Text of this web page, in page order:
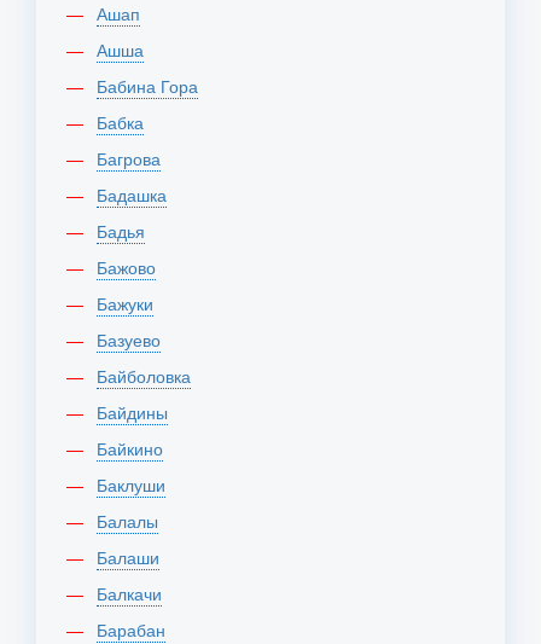
Ашап
Ашша
Бабина Гора
Бабка
Багрова
Бадашка
Бадья
Бажово
Бажуки
Базуево
Байболовка
Байдины
Байкино
Баклуши
Балалы
Балаши
Балкачи
Барабан